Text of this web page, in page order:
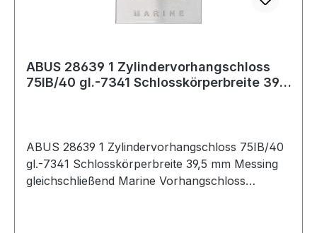
ABUS 28639 1 Zylindervorhangschloss
75IB/40 gl.-7341 Schlosskörperbreite 39,5
ABUS 28639 1 Zylindervorhangschloss 75IB/40
gl.-7341 Schlosskörperbreite 39,5 mm Messing
gleichschließend Marine Vorhangschloss